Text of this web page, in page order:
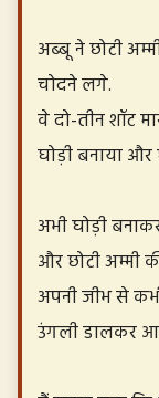
अब्बू ने छोटी
चोदने लगे.
वे दो-तीन शॉट
घोड़ी बनाया
अभी घोड़ी
और छोटी अम्मी
अपनी जीभ से
उंगली डालकर